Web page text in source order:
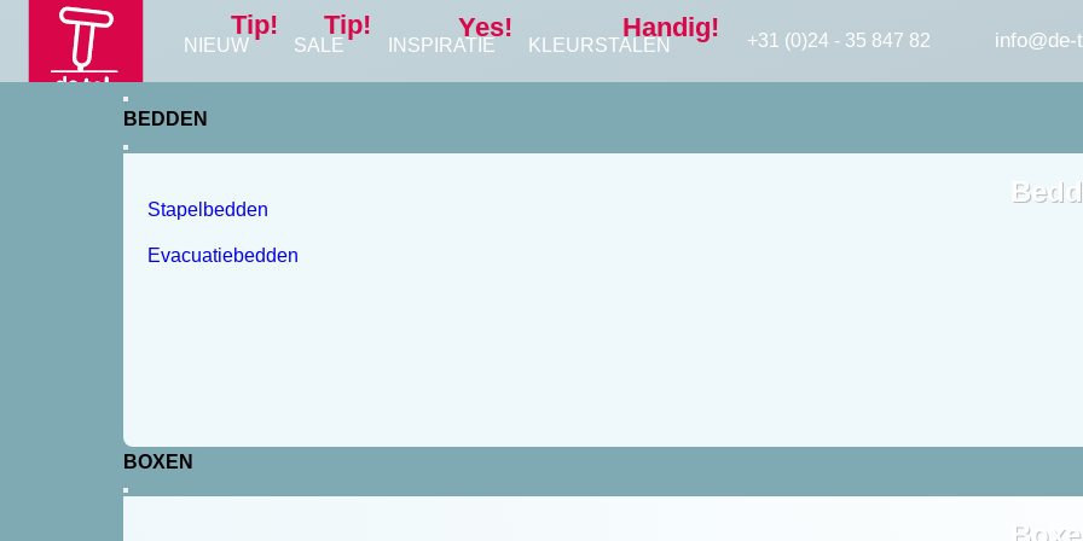
NIEUW
Tip!
SALE
Tip!
INSPIRATIE
Yes!
KLEURSTALEN
Handig! +31 (0)24 - 35 847 82 info@de-
BEDDEN
Stapelbedden
Evacuatiebedden
BOXEN